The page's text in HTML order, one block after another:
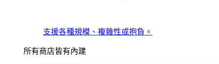
支援各種規模、複雜性或抱負。
所有商店皆有內建